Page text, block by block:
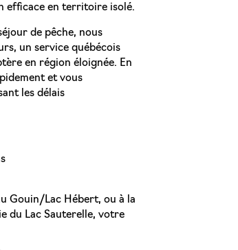
efficace en territoire isolé.
de pêche, nous
un service québécois
en région éloignée. En
et vous
les délais
Gouin/Lac Hébert, ou à la
du Lac Sauterelle, votre